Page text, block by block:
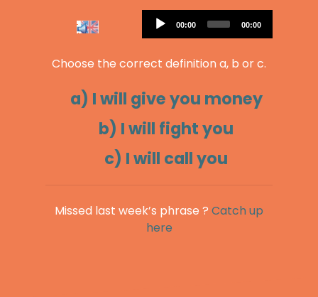
Audio
Player
Current
00:00
Total
00:00
Choose the correct definition a, b or c.
a) I will give you money
b) I will fight you
c) I will call you
Missed last week’s phrase ? Catch up
here